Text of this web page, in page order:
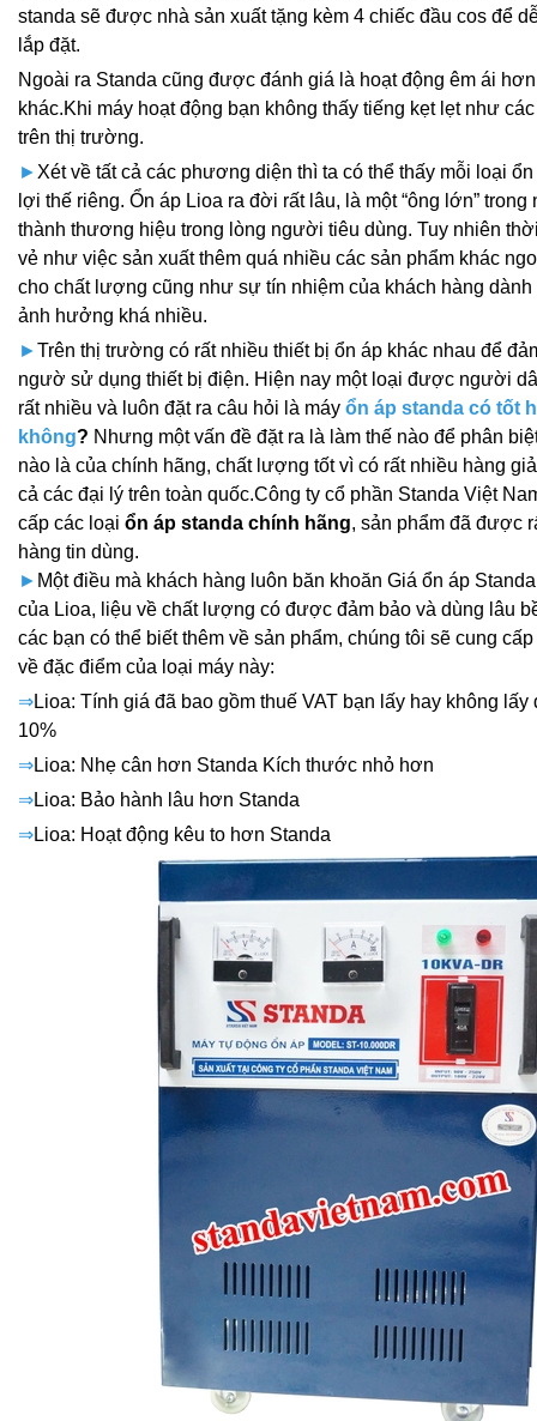
standa sẽ được nhà sản xuất tặng kèm 4 chiếc đầu cos để
lắp đặt.
Ngoài ra Standa cũng được đánh giá là hoạt động êm ái
khác.Khi máy hoạt động bạn không thấy tiếng kẹt lẹt như
trên thị trường.
► Xét về tất cả các phương diện thì ta có thể thấy mỗi loại
lợi thế riêng. Ổn áp Lioa ra đời rất lâu, là một “ông lớn” trong
thành thương hiệu trong lòng người tiêu dùng. Tuy nhiên
vẻ như việc sản xuất thêm quá nhiều các sản phẩm khác
cho chất lượng cũng như sự tín nhiệm của khách hàng dành
ảnh hưởng khá nhiều.
►Trên thị trường có rất nhiều thiết bị ổn áp khác nhau để
ngườ sử dụng thiết bị điện. Hiện nay một loại được người
rất nhiều và luôn đặt ra câu hỏi là máy ổn áp standa có tốt
không? Nhưng một vấn đề đặt ra là làm thế nào để phân
nào là của chính hãng, chất lượng tốt vì có rất nhiều hàng
cả các đại lý trên toàn quốc.Công ty cổ phần Standa Việt
cấp các loại ổn áp standa chính hãng, sản phẩm đã được
hàng tin dùng.
► Một điều mà khách hàng luôn băn khoăn Giá ổn áp
của Lioa, liệu về chất lượng có được đảm bảo và dùng lâu
các bạn có thể biết thêm về sản phẩm, chúng tôi sẽ cung
về đặc điểm của loại máy này:
⇒Lioa: Tính giá đã bao gồm thuế VAT bạn lấy hay không lấy
10%
⇒Lioa: Nhẹ cân hơn Standa Kích thước nhỏ hơn
⇒Lioa: Bảo hành lâu hơn Standa
⇒Lioa: Hoạt động kêu to hơn Standa